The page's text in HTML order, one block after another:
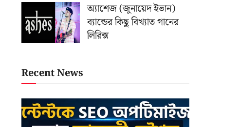
অ্যাশেজ (জুনায়েদ ইভান)
ব্যান্ডের কিছু বিখ্যাত গানের
লিরিক্স
Recent News